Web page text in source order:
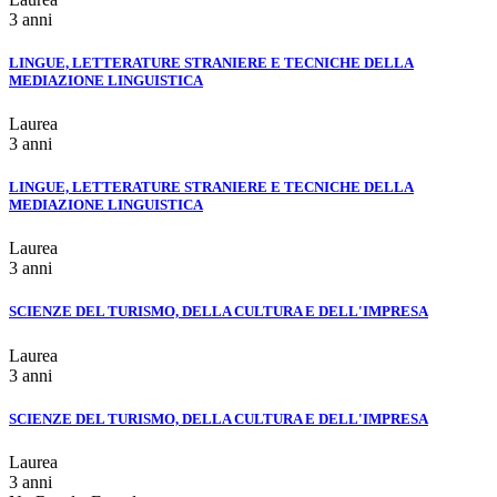
3 anni
LINGUE, LETTERATURE STRANIERE E TECNICHE DELLA
MEDIAZIONE LINGUISTICA
Laurea
3 anni
LINGUE, LETTERATURE STRANIERE E TECNICHE DELLA
MEDIAZIONE LINGUISTICA
Laurea
3 anni
SCIENZE DEL TURISMO, DELLA CULTURA E DELL'IMPRESA
Laurea
3 anni
SCIENZE DEL TURISMO, DELLA CULTURA E DELL'IMPRESA
Laurea
3 anni